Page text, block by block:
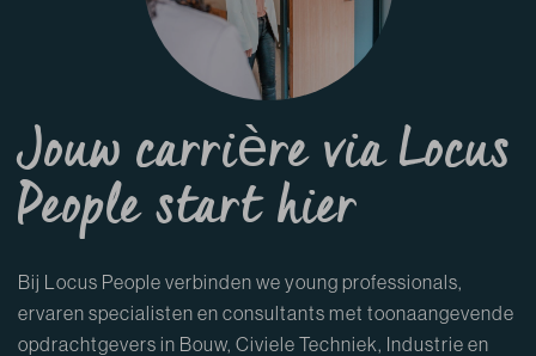
Jouw carrièrevia Locus
People start hier
Bij Locus People verbinden we young professionals,
ervaren specialisten en consultants met toonaangevende
opdrachtgevers in Bouw, Civiele Techniek, Industrie en